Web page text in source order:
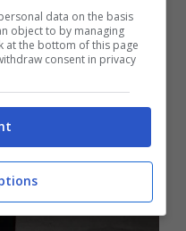
data on the basis
object to by managing
at the bottom of this page
consent in privacy